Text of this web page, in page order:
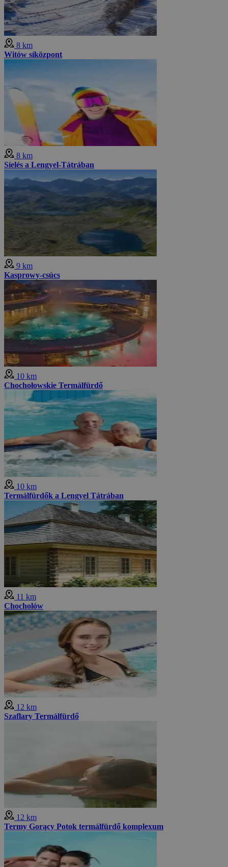
8 km
Witów síközpont
8 km
Síelés a Lengyel-Tátrában
9 km
Kasprowy-csúcs
10 km
Chochołowskie Termálfürdő
10 km
Termálfürdők a Lengyel Tátrában
11 km
Chocholów
12 km
Szaflary Termálfürdő
12 km
Termy Gorący Potok termálfürdő komplexum